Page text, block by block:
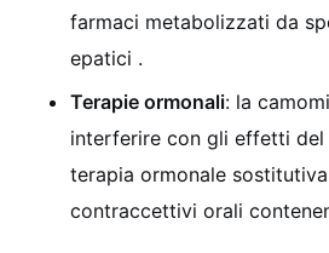
farmaci metabolizzati da
epatici .
Terapie ormonali: la
interferire con gli effetti del
terapia ormonale
contraccettivi orali